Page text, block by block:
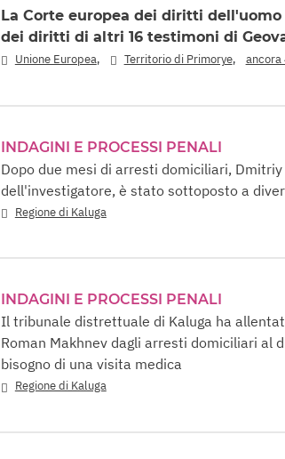
La Corte europea dei diritti
dei diritti di altri 16 testimoni di
Unione Europea, Territorio di Primorye, ancora
INDAGINI E PROCESSI PENALI
Dopo due mesi di arresti domiciliari,
dell'investigatore, è stato sottoposto a
Regione di Kaluga
INDAGINI E PROCESSI PENALI
Il tribunale distrettuale di Kaluga ha
Roman Makhnev dagli arresti domiciliari al
bisogno di una visita medica
Regione di Kaluga